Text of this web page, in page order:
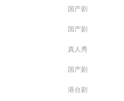
国产剧
国产剧
真人秀
国产剧
港台剧